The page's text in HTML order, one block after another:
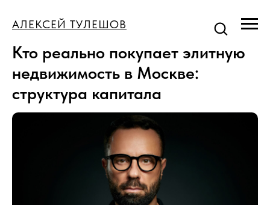
АЛЕКСЕЙ ТУЛЕШОВ
Кто реально покупает элитную
недвижимость в Москве:
структура капитала